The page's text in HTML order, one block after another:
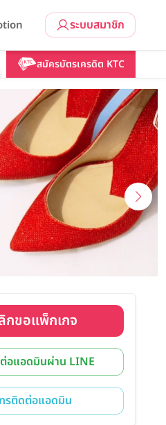
ระบบสมาชิก
สมัครบัตรเครดิต KTC
พ็กเกจ
กขอแพ็กเกจ
อแอดมินผ่าน LINE
รติดต่อแอดมิน